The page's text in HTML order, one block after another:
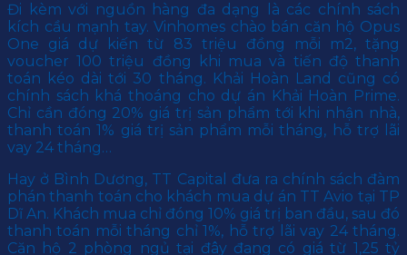
Đi kèm với nguồn hàng đa dạng là các chính sách
kích cầu mạnh tay. Vinhomes chào bán căn hộ Opus
One giá dự kiến từ 83 triệu đồng mỗi m2, tặng
voucher 100 triệu đồng khi mua và tiến độ thanh
toán kéo dài tới 30 tháng. Khải Hoàn Land cũng có
chính sách khá thoáng cho dự án Khải Hoàn Prime.
Chỉ cần đóng 20% giá trị sản phẩm tới khi nhận nhà,
thanh toán 1% giá trị sản phẩm mỗi tháng, hỗ trợ lãi
vay 24 tháng…
Hay ở Bình Dương, TT Capital đưa ra chính sách đàm
phán thanh toán cho khách mua dự án TT Avio tại TP
Dĩ An. Khách mua chỉ đóng 10% giá trị ban đầu, sau đó
thanh toán mỗi tháng chỉ 1%, hỗ trợ lãi vay 24 tháng.
Căn hộ 2 phòng ngủ tại đây đang có giá từ 1,25 tỷ